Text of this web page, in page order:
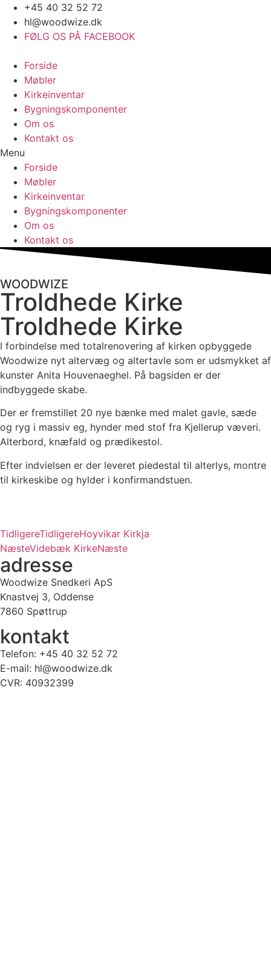
Videre
indhold
+45 40 32 52 72
hl@woodwize.dk
FØLG OS PÅ FACEBOOK
Forside
Møbler
Kirkeinventar
Bygningskomponenter
Om os
Kontakt os
Menu
Forside
Møbler
Kirkeinventar
Bygningskomponenter
Om os
Kontakt os
WOODWIZE
Troldhede Kirke
Troldhede Kirke
I forbindelse med totalrenovering af kirken opbyggede
Woodwize nyt altervæg og altertavle som er udsmykket af
kunster Anita Houvenaeghel. På bagsiden er der
indbyggede skabe.
Der er fremstillet 20 nye bænke med malet gavle, sæde
og ryg i massiv eg, hynder med stof fra Kjellerup væveri.
Alterbord, knæfald og prædikestol.
Efter indvielsen er der leveret piedestal til alterlys, montre
til kirkeskibe og hylder i konfirmandstuen.
TidligereTidligereHoyvikar Kirkja
NæsteVidebæk KirkeNæste
adresse
Woodwize Snedkeri ApS
Knastvej 3, Oddense
7860 Spøttrup
kontakt
Telefon: +45 40 32 52 72
E-mail: hl@woodwize.dk
CVR: 40932399